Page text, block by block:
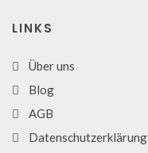
LINKS
Über uns
Blog
AGB
Datenschutzerklärung